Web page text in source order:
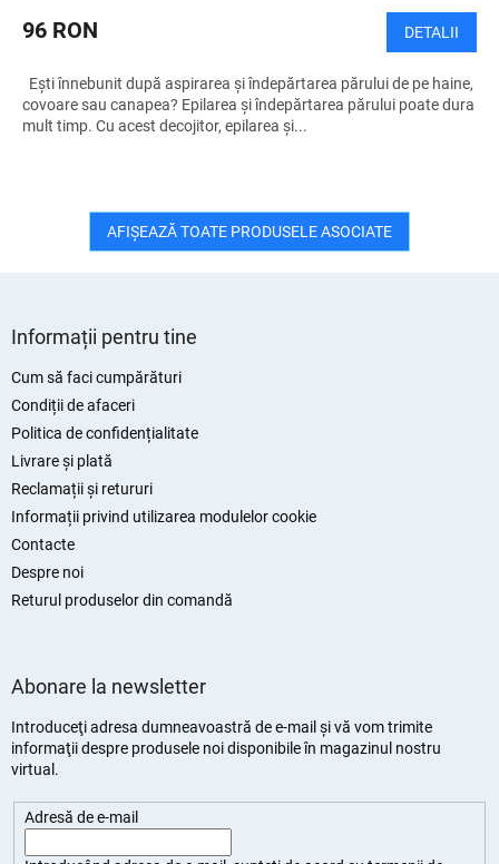
96 RON DETALII
Ești înnebunit după aspirarea și îndepărtarea părului de pe haine,
covoare sau canapea? Epilarea și îndepărtarea părului poate dura
mult timp. Cu acest decojitor, epilarea și...
AFIŞEAZĂ TOATE PRODUSELE ASOCIATE
Informații pentru tine
Cum să faci cumpărături
Condiții de afaceri
Politica de confidențialitate
Livrare și plată
Reclamații și retururi
Informații privind utilizarea modulelor cookie
Contacte
Despre noi
Returul produselor din comandă
Abonare la newsletter
Introduceţi adresa dumneavoastră de e-mail şi vă vom trimite
informaţii despre produsele noi disponibile în magazinul nostru
virtual.
Adresă de e-mail